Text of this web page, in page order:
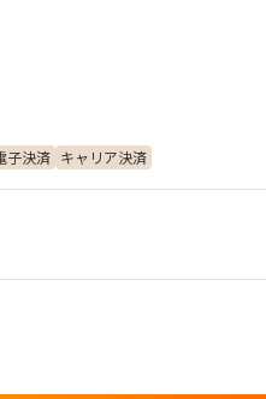
子決済 キャリア決済